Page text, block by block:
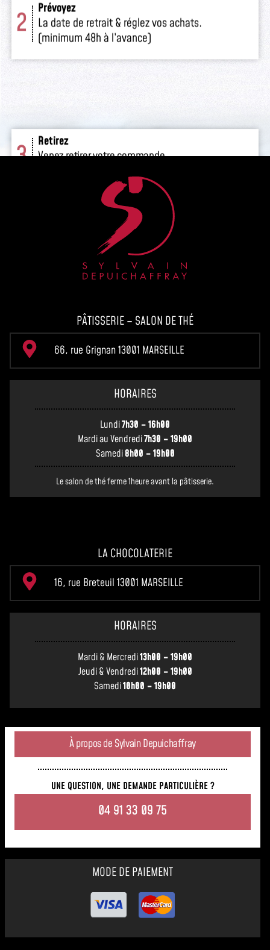
2
Prévoyez
La date de retrait & réglez vos achats.
(minimum 48h à l’avance)
PÂTISSERIE – SALON DE THÉ
66, rue Grignan 13001 MARSEILLE
HORAIRES
Lundi7h30 – 16h00
Mardi au Vendredi7h30 – 19h00
Samedi8h00 – 19h00
Le salon de thé ferme 1heure avant la pâtisserie.
LA CHOCOLATERIE
16, rue Breteuil 13001 MARSEILLE
HORAIRES
Mardi & Mercredi13h00 – 19h00
Jeudi & Vendredi12h00 – 19h00
Samedi10h00 – 19h00
À propos de Sylvain Depuichaffray
UNE QUESTION, UNE DEMANDE PARTICULIÈRE ?
04 91 33 09 75
MODE DE PAIEMENT